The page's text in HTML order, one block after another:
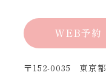
WEB予約
〒152-0035 東京都